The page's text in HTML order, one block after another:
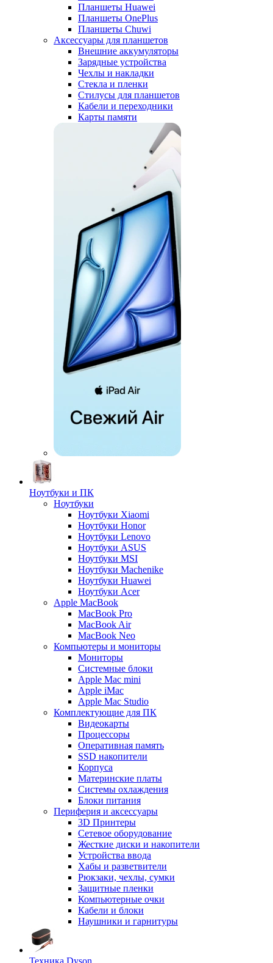
Планшеты Huawei
Планшеты OnePlus
Планшеты Chuwi
Аксессуары для планшетов
Внешние аккумуляторы
Зарядные устройства
Чехлы и накладки
Стекла и пленки
Стилусы для планшетов
Кабели и переходники
Карты памяти
Ноутбуки и ПК
Ноутбуки
Ноутбуки Xiaomi
Ноутбуки Honor
Ноутбуки Lenovo
Ноутбуки ASUS
Ноутбуки MSI
Ноутбуки Machenike
Ноутбуки Huawei
Ноутбуки Acer
Apple MacBook
MacBook Pro
MacBook Air
MacBook Neo
Компьютеры и мониторы
Мониторы
Системные блоки
Apple Mac mini
Apple iMac
Apple Mac Studio
Комплектующие для ПК
Видеокарты
Процессоры
Оперативная память
SSD накопители
Корпуса
Материнские платы
Системы охлаждения
Блоки питания
Периферия и аксессуары
3D Принтеры
Сетевое оборудование
Жесткие диски и накопители
Устройства ввода
Хабы и разветвители
Рюкзаки, чехлы, сумки
Защитные пленки
Компьютерные очки
Кабели и блоки
Наушники и гарнитуры
Техника Dyson